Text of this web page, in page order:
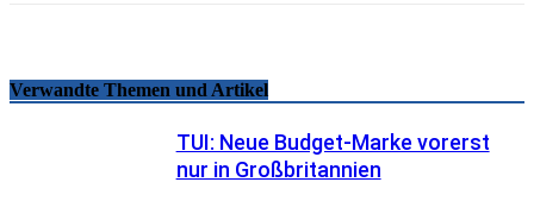
Verwandte Themen und Artikel
TUI: Neue Budget-Marke vorerst
nur in Großbritannien